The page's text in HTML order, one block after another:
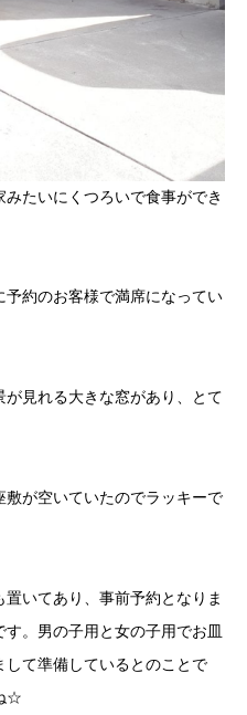
たいにくつろいで食事ができ
予約のお客様で満席になってい
見れる大きな窓があり、とて
が空いていたのでラッキーで
いてあり、事前予約となりま
。男の子用と女の子用でお皿
て準備しているとのことで
☆